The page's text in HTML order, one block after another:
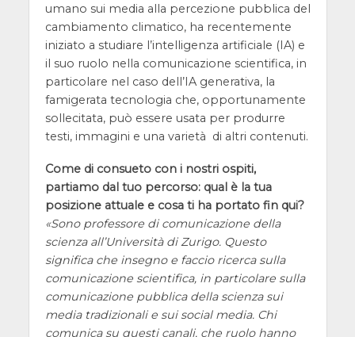
umano sui media alla percezione pubblica del
cambiamento climatico, ha recentemente
iniziato a studiare l’intelligenza artificiale (IA) e
il suo ruolo nella comunicazione scientifica, in
particolare nel caso dell’IA generativa, la
famigerata tecnologia che, opportunamente
sollecitata, può essere usata per produrre
testi, immagini e una varietà di altri contenuti.
Come di consueto con i nostri ospiti,
partiamo dal tuo percorso: qual è la tua
posizione attuale e cosa ti ha portato fin qui?
Sono professore di comunicazione della
scienza all’Università di Zurigo. Questo
significa che insegno e faccio ricerca sulla
comunicazione scientifica, in particolare sulla
comunicazione pubblica della scienza sui
media tradizionali e sui social media. Chi
comunica su questi canali, che ruolo hanno